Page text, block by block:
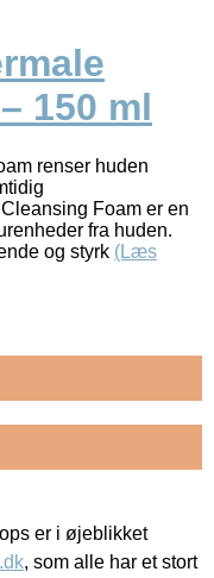
150 ml
renser huden
Foam er en
fra huden.
og styrk (Læs
er i øjeblikket
, som alle har et stort